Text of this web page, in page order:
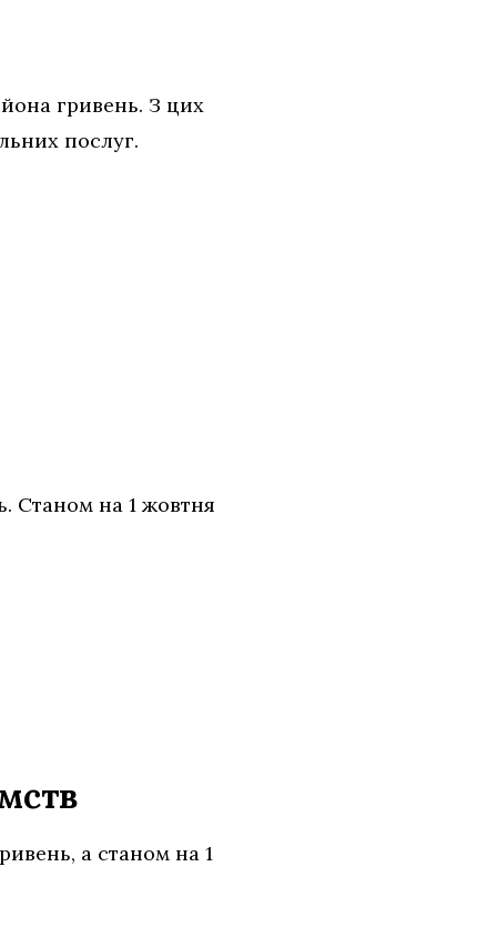
гривень. З цих
послуг.
Станом на 1 жовтня
а станом на 1